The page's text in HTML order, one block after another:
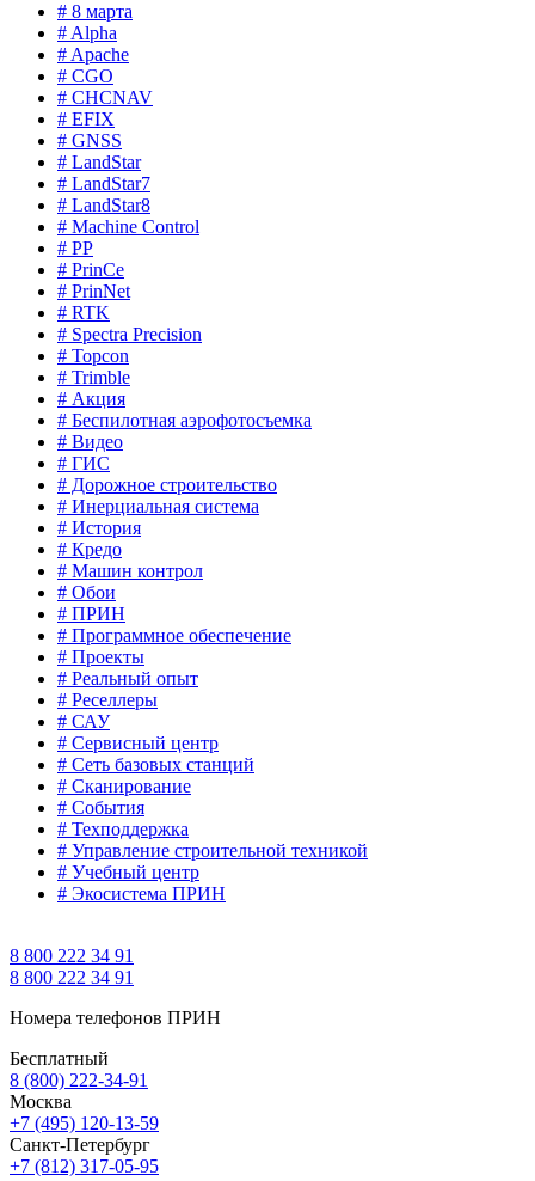
# 8 марта
# Alpha
# Apache
# CGO
# CHCNAV
# EFIX
# GNSS
# LandStar
# LandStar7
# LandStar8
# Machine Control
# PP
# PrinCe
# PrinNet
# RTK
# Spectra Precision
# Topcon
# Trimble
# Акция
# Беспилотная аэрофотосъемка
# Видео
# ГИС
# Дорожное строительство
# Инерциальная система
# История
# Кредо
# Машин контрол
# Обои
# ПРИН
# Программное обеспечение
# Проекты
# Реальный опыт
# Реселлеры
# САУ
# Сервисный центр
# Сеть базовых станций
# Сканирование
# События
# Техподдержка
# Управление строительной техникой
# Учебный центр
# Экосистема ПРИН
8 800 222 34 91
8 800 222 34 91
Номера телефонов ПРИН
Бесплатный
8 (800) 222-34-91
Москва
+7 (495) 120-13-59
Санкт-Петербург
+7 (812) 317-05-95